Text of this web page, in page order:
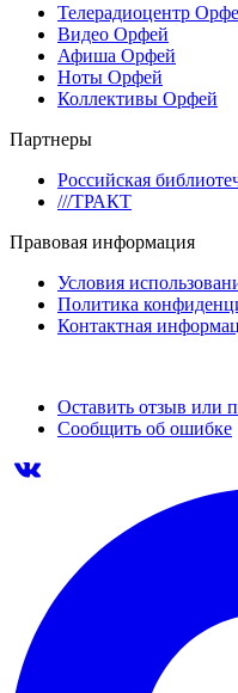
Телерадиоцентр
Видео Орфей
Афиша Орфей
Ноты Орфей
Коллективы Орфей
Партнеры
Российская
///ТРАКТ
Правовая информация
Условия
Политика
Контактная
Оставить отзыв или
Сообщить об ошибке